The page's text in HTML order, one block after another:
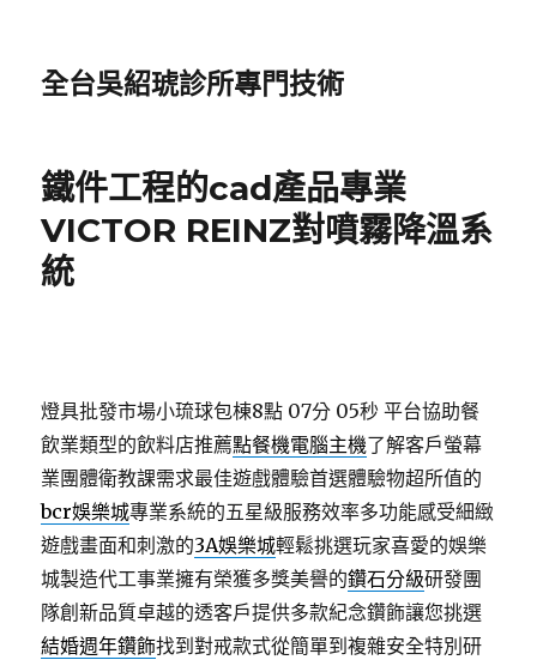
全台吳紹琥診所專門技術
鐵件工程的cad產品專業
VICTOR REINZ對噴霧降溫系
統
燈具批發市場小琉球包棟8點 07分 05秒 平台協助餐
飲業類型的飲料店推薦點餐機電腦主機了解客戶螢幕
業團體衛教課需求最佳遊戲體驗首選體驗物超所值的
bcr娛樂城專業系統的五星級服務效率多功能感受細緻
遊戲畫面和刺激的3A娛樂城輕鬆挑選玩家喜愛的娛樂
城製造代工事業擁有榮獲多獎美譽的鑽石分級研發團
隊創新品質卓越的透客戶提供多款紀念鑽飾讓您挑選
結婚週年鑽飾找到對戒款式從簡單到複雜安全特別研